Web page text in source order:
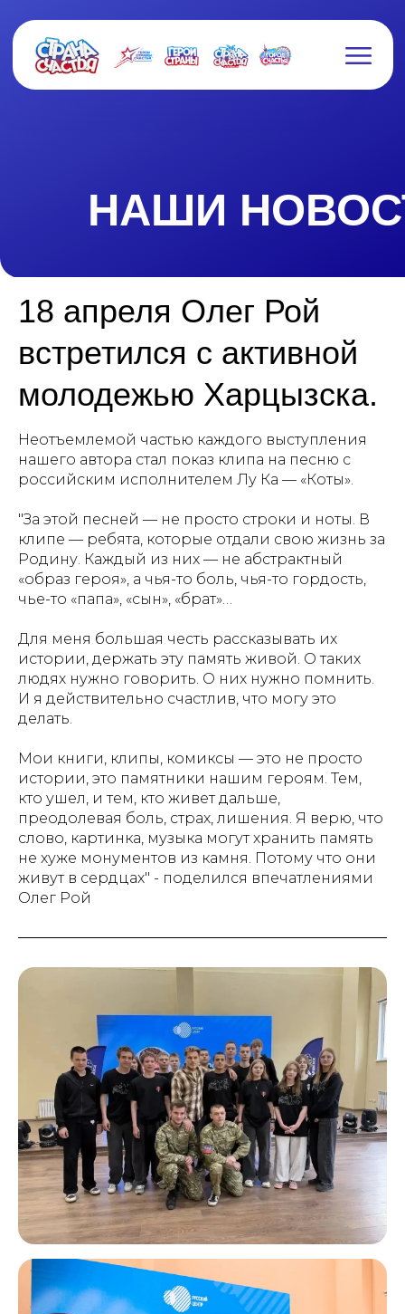
18 апреля Олег Рой
встретился с активной
молодежью Харцызска.
Неотъемлемой частью каждого выступления
нашего автора стал показ клипа на песню с
российским исполнителем Лу Ка — «Коты».
"За этой песней — не просто строки и ноты. В
клипе — ребята, которые отдали свою жизнь за
Родину. Каждый из них — не абстрактный
«образ героя», а чья-то боль, чья-то гордость,
чье-то «папа», «сын», «брат»…
Для меня большая честь рассказывать их
истории, держать эту память живой. О таких
людях нужно говорить. О них нужно помнить.
И я действительно счастлив, что могу это
делать.
Мои книги, клипы, комиксы — это не просто
истории, это памятники нашим героям. Тем,
кто ушел, и тем, кто живет дальше,
преодолевая боль, страх, лишения. Я верю, что
слово, картинка, музыка могут хранить память
не хуже монументов из камня. Потому что они
живут в сердцах" - поделился впечатлениями
Олег Рой